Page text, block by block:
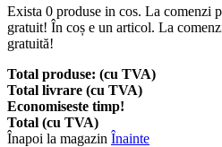
Exista 0 produse in cos. La comenzi
gratuit! În coș e un articol. La
gratuită!
Total produse: (cu TVA)
Total livrare (cu TVA)
Economiseste timp!
Total (cu TVA)
Înapoi la magazin Înainte